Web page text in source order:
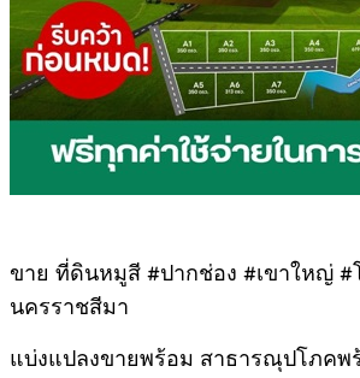
ขาย ที่ดินหมูสี #ปากช่อง #เขาใหญ่ #
นครราชสีมา
แบ่งแปลงขายพร้อม สาธารณุปโภคพ